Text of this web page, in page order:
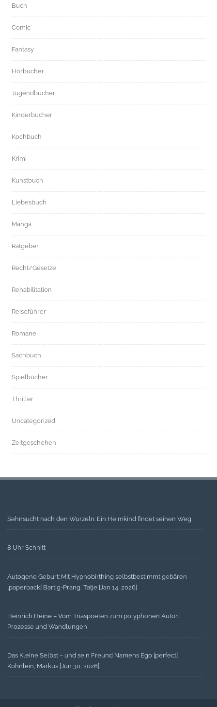
Buch
Comic
Fantasy
Hörbücher
Jugendbücher
Kinderbücher
Kochbuch
Krimi
Kunstbuch
Liebesbuch
Manga
Ratgeber
Recht/Gesetze
Rehabilitation
Reiseführer
Romane
Sachbuch
Spielbücher
Thriller
Uncategorized
Zeitgeschehen
Sehnsucht nach den Wurzeln: Ein Heimkind findet seinen Weg
8 Uhr Schnitt
Autogene Geburt: Mit Hypnobirthing selbstbestimmt gebären
[paperback] Bartig-Prang, Tatje [Jan 14, 2026]
Heinrich Heine – Vom Triaspoeten zum polyphonen Autor:
Prozesse und Wandlungen
Das Kleine Selbst – und sein Freund Namens Ego [perfect]
Köhnlein, Markus [Jun 30, 2026]